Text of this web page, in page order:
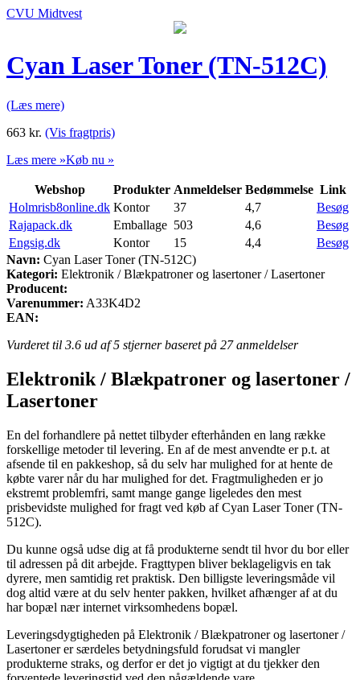
CVU Midtvest
Cyan Laser Toner (TN-512C)
(Læs mere)
663 kr. (Vis fragtpris)
Læs mere »Køb nu »
Webshop Produkter Anmeldelser Bedømmelse Link
Holmrisb8online.dk Kontor 37 4,7
Besøg
Rajapack.dk
Emballage 503 4,6
Besøg
Engsig.dk
Kontor 15 4,4
Besøg
Navn: Cyan Laser Toner (TN-512C)
Kategori: Elektronik / Blækpatroner og lasertoner / Lasertoner
Producent:
Varenummer: A33K4D2
EAN:
Vurderet til 3.6 ud af 5 stjerner baseret på 27anmeldelser
Elektronik / Blækpatroner og lasertoner /
Lasertoner
En del forhandlere på nettet tilbyder efterhånden en lang række
forskellige metoder til levering. En af de mest anvendte er p.t. at
afsende til en pakkeshop, så du selv har mulighed for at hente de
købte varer når du har mulighed for det. Fragtmuligheden er jo
ekstremt problemfri, samt mange gange ligeledes den mest
prisbevidste mulighed for fragt ved køb af Cyan Laser Toner (TN-
512C).
Du kunne også udse dig at få produkterne sendt til hvor du bor eller
til adressen på dit arbejde. Fragttypen bliver beklageligvis en tak
dyrere, men samtidig ret praktisk. Den billigste leveringsmåde vil
dog altid være at du selv henter pakken, hvilket afhænger af at du
har bopæl nær internet virksomhedens bopæl.
Leveringsdygtigheden på Elektronik / Blækpatroner og lasertoner /
Lasertoner er særdeles betydningsfuld forudsat vi mangler
produkterne straks, og derfor er det jo vigtigt at du tjekker den